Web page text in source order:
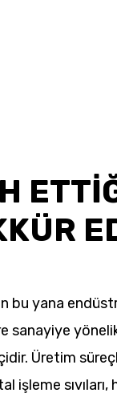
bu yana
sanayiye
Üretim
işleme sıvıları,